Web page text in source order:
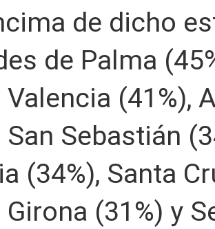
de dicho
de Palma
Valencia (41%),
San Sebastián
(34%), Santa
Girona (31%) y